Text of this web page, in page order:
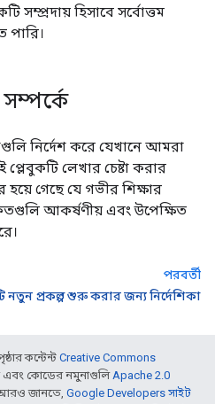
সম্প্রদায় হিসাবে সর্বোত্তম
নির্দেশ করে যেখানে আমরা
লেখার চেষ্টা করার
হয়ে গেছে যে গভীর শিক্ষার
আকর্ষণীয় এবং উপেক্ষিত
পরবর্তী
নতুন প্রকল্প শুরু করার জন্য নির্দেশিকা
কন্টেন্ট Creative Commons
এবং কোডের নমুনাগুলিApache 2.0
আরও জানতে, Google Developers সাইট